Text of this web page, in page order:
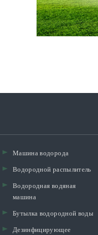
Машина водорода
Водородной распылитель
Водородная водяная
машина
Бутылка водородной воды
Дезинфицирующее